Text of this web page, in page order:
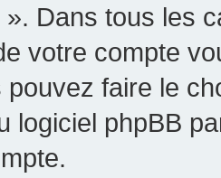
Dans tous les
votre compte
pouvez faire le
logiciel phpBB